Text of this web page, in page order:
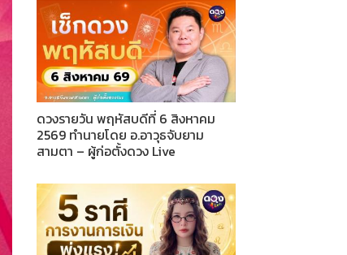
ดวงรายวัน พฤหัสบดีที่ 6 สิงหาคม
2569 ทำนายโดย อ.อาวุธจับยาม
สามตา – ผู้ก่อตั้งดวง Live